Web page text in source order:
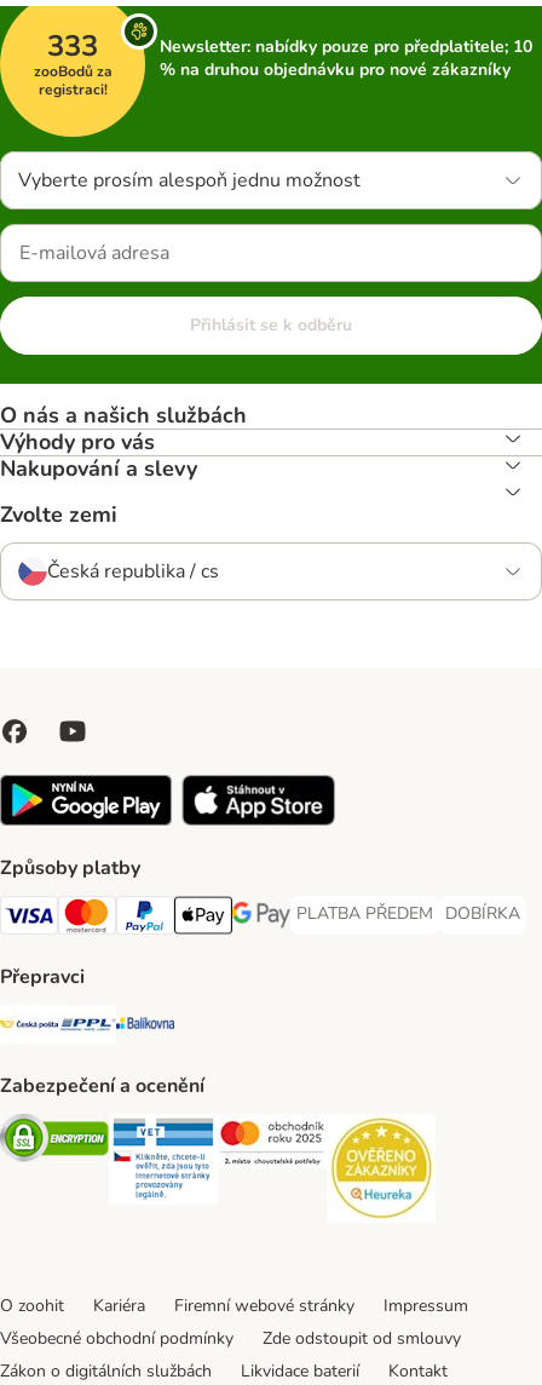
333
zooBodů za
registraci!
Newsletter: nabídky pouze pro předplatitele; 10
% na druhou objednávku pro nové zákazníky
Vyberte prosím alespoň jednu možnost
Přihlásit se k odběru
O nás a našich službách
Výhody pro vás
Nakupování a slevy
Zvolte zemi
Česká republika / cs
Způsoby platby
Visa Payment Method
Mastercard Payment Method
PayPal Payment Method
Apple pay Payment Method
GooglePay Payment Method
PLATBA PŘEDEM
PLATBA PŘEDEM Payment
DOBÍRKA
DOBÍRKA
Přepravci
Česká pošta Shipping Method
PPL Shipping Method
Balíkovna Shipping Method
Zabezpečení a ocenění
Security Security Security
O zoohit Kariéra Firemní webové stránky
Impressum
Všeobecné obchodní podmínky
Zde odstoupit od smlouvy
Zákon o digitálních službách
Likvidace baterií Kontakt